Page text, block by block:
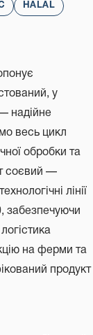
HALAL
у
надійне
весь цикл
обробки та
соєвий —
лінії
забезпечуючи
на ферми та
продукт